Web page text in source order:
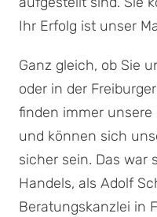
Ihr Erfolg ist unser
Ganz gleich, ob Sie
oder in der
finden immer
und können sich
sicher sein. Das war
Handels, als Adolf
Beratungskanzlei in